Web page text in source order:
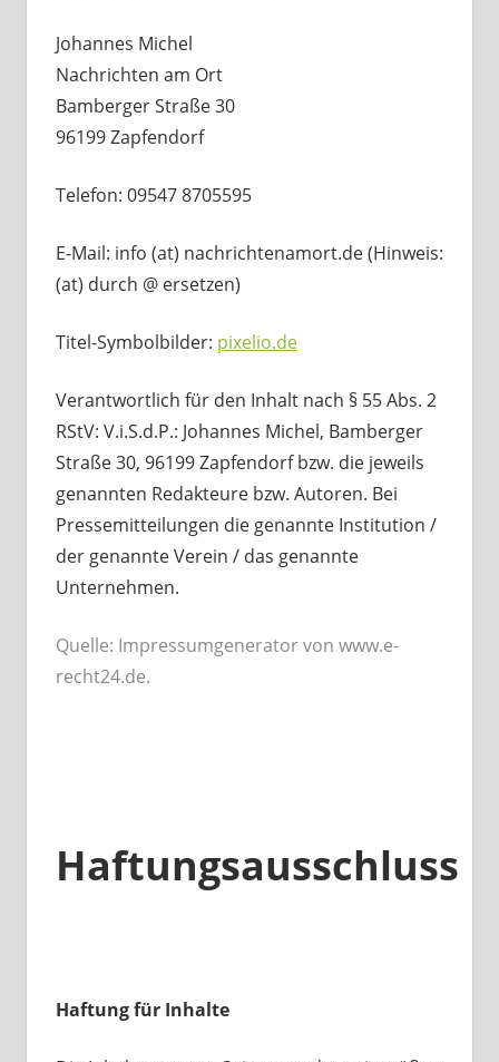
Johannes Michel
Nachrichten am Ort
Bamberger Straße 30
96199 Zapfendorf
Telefon: 09547 8705595
E-Mail: info (at) nachrichtenamort.de (Hinweis:
(at) durch @ ersetzen)
Titel-Symbolbilder: pixelio.de
Verantwortlich für den Inhalt nach § 55 Abs. 2
RStV: V.i.S.d.P.: Johannes Michel, Bamberger
Straße 30, 96199 Zapfendorf bzw. die jeweils
genannten Redakteure bzw. Autoren. Bei
Pressemitteilungen die genannte Institution /
der genannte Verein / das genannte
Unternehmen.
Quelle: Impressumgenerator von www.e-
recht24.de.
Haftungsausschluss
Haftung für Inhalte